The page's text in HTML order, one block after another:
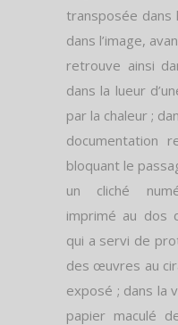
transposée dans
dans l’image,
retrouve ainsi
dans la lueur
par la chaleur ;
documentation
bloquant le
un cliché
imprimé au dos
qui a servi de
des œuvres au
exposé ; dans la
papier maculé